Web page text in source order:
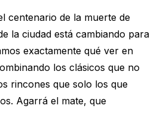
centenario de la muerte de
la ciudad está cambiando para
exactamente qué ver en
los clásicos que no
rincones que solo los que
Agarrá el mate, que